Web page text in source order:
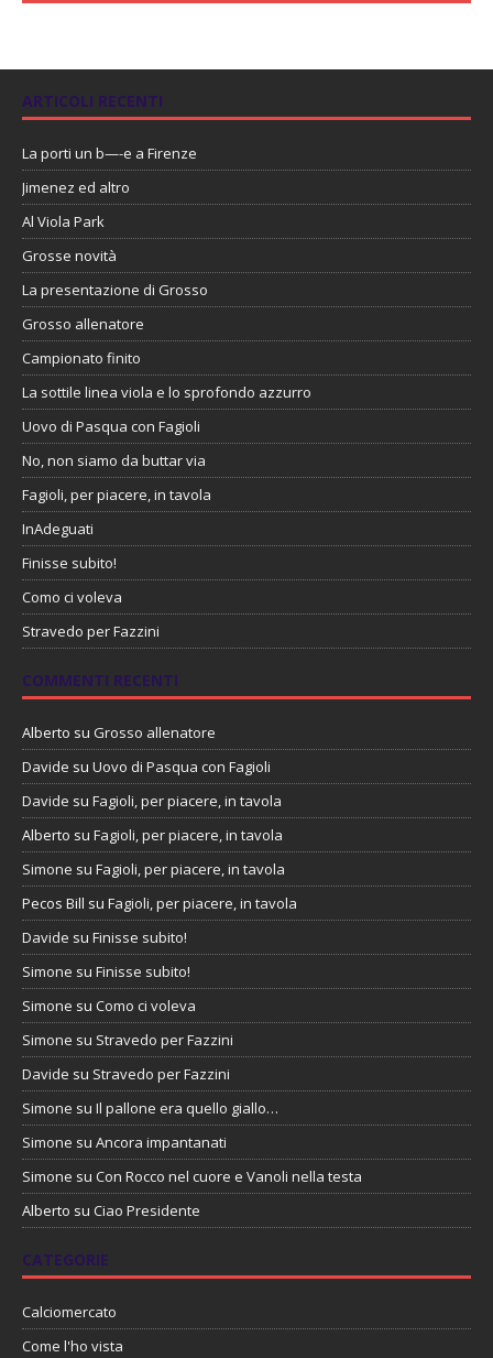
ARTICOLI RECENTI
La porti un b—-e a Firenze
Jimenez ed altro
Al Viola Park
Grosse novità
La presentazione di Grosso
Grosso allenatore
Campionato finito
La sottile linea viola e lo sprofondo azzurro
Uovo di Pasqua con Fagioli
No, non siamo da buttar via
Fagioli, per piacere, in tavola
InAdeguati
Finisse subito!
Como ci voleva
Stravedo per Fazzini
COMMENTI RECENTI
Alberto su Grosso allenatore
Davide su Uovo di Pasqua con Fagioli
Davide su Fagioli, per piacere, in tavola
Alberto su Fagioli, per piacere, in tavola
Simone su Fagioli, per piacere, in tavola
Pecos Bill su Fagioli, per piacere, in tavola
Davide su Finisse subito!
Simone su Finisse subito!
Simone su Como ci voleva
Simone su Stravedo per Fazzini
Davide su Stravedo per Fazzini
Simone su Il pallone era quello giallo…
Simone su Ancora impantanati
Simone su Con Rocco nel cuore e Vanoli nella testa
Alberto su Ciao Presidente
CATEGORIE
Calciomercato
Come l'ho vista